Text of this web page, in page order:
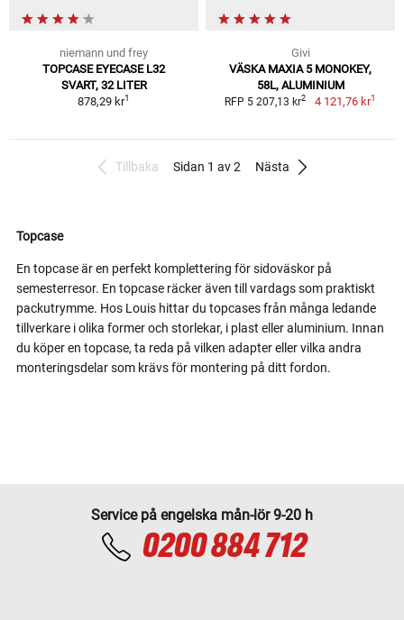
niemann und frey
TOPCASE EYECASE L32
SVART, 32 LITER
878,29 kr1
Givi
VÄSKA MAXIA 5 MONOKEY,
58L, ALUMINIUM
RFP 5 207,13 kr2 4 121,76 kr1
Tillbaka Sidan 1 av 2 Nästa
Topcase
En topcase är en perfekt komplettering för sidoväskor på
semesterresor. En topcase räcker även till vardags som praktiskt
packutrymme. Hos Louis hittar du topcases från många ledande
tillverkare i olika former och storlekar, i plast eller aluminium. Innan
du köper en topcase, ta reda på vilken adapter eller vilka andra
monteringsdelar som krävs för montering på ditt fordon.
Service på engelska mån-lör 9-20 h
0200 884 712